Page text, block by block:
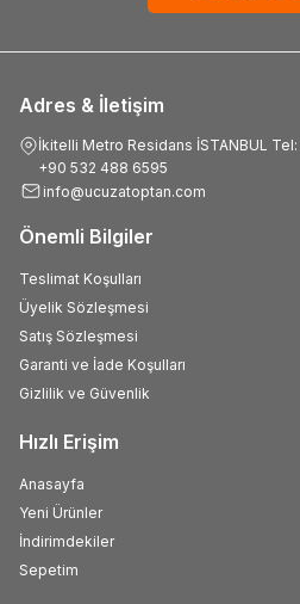
Adres & İletişim
İkitelli Metro Residans İSTANBUL
+90 532 488 6595
info@ucuzatoptan.com
Önemli Bilgiler
Teslimat Koşulları
Üyelik Sözleşmesi
Satış Sözleşmesi
Garanti ve İade Koşulları
Gizlilik ve Güvenlik
Hızlı Erişim
Anasayfa
Yeni Ürünler
İndirimdekiler
Sepetim